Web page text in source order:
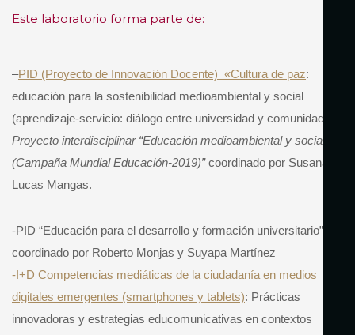
Este laboratorio forma parte de:
–PID (Proyecto de Innovación Docente) «Cultura de paz:
educación para la sostenibilidad medioambiental y social
(aprendizaje-servicio: diálogo entre universidad y comunidad)
Proyecto interdisciplinar “Educación medioambiental y social
(Campaña Mundial Educación-2019)”coordinado por Susana
Lucas Mangas.
-PID “Educación para el desarrollo y formación universitario”
coordinado por Roberto Monjas y Suyapa Martínez
-I+D Competencias mediáticas de la ciudadanía en medios
digitales emergentes (smartphones y tablets): Prácticas
innovadoras y estrategias educomunicativas en contextos